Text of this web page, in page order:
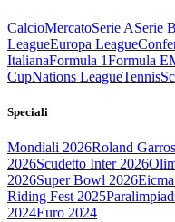
CalcioMercatoSerie ASerie B
LeagueEuropa League
ItalianaFormula 1Formula E
CupNations LeagueTennis
Speciali
Mondiali 2026Roland
2026Scudetto Inter 2026
2026Super Bowl 2026
Riding Fest 2025
2024Euro 2024